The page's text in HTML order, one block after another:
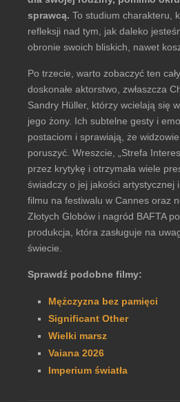
sprawcą. To studium charakteru,
refleksji nad tym, jak daleko
obronie swoich bliskich, nawet
Po trzecie, warto zobaczyć ten
doskonałe aktorstwo, zwłaszcza
Sandry Hüller, którzy wcielają się
jego żony. Ich subtelne gesty i
postaciom i sprawiają, że
poruszyć. Wreszcie, „Strefa
przez krytykę i otrzymała wiele
świadczy o jej jakości artystycznej
filmu na festiwalu w Cannes oraz
Złotych Globów i nagród BAFTA
produkcja, która zasługuje na
świecie.
Sprawdź podobne filmy:
Mężczyzna bez pamięci
Significant Other
Wielki marsz
Vaiana 2026
Imperium światła